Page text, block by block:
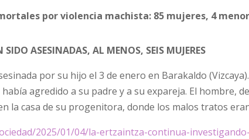
por violencia machista: 85 mujeres, 4
ASESINADAS, AL MENOS, SEIS MUJERES
por su hijo el 3 de enero en Barakaldo
agredido a su padre y a su expareja. El hombre,
la casa de su progenitora, donde los malos tratos
2025/01/04/la-ertzaintza-continua-